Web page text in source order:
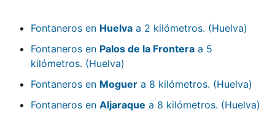
Fontaneros en Huelva a 2 kilómetros. (Huelva)
Fontaneros en Palos de la Frontera a 5
kilómetros. (Huelva)
Fontaneros en Moguer a 8 kilómetros. (Huelva)
Fontaneros en Aljaraque a 8 kilómetros. (Huelva)